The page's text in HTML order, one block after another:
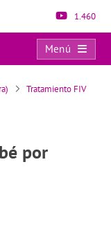
1.460
Menú
Tratamiento FIV
por